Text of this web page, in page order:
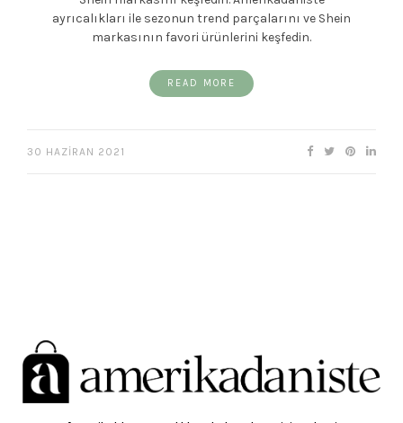
ayrıcalıkları ile sezonun trend parçalarını ve Shein
markasının favori ürünlerini keşfedin.
READ MORE
30 HAZIRAN 2021